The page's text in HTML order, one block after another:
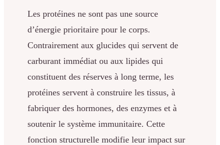
Les protéines ne sont pas une source
d’énergie prioritaire pour le corps.
Contrairement aux glucides qui servent de
carburant immédiat ou aux lipides qui
constituent des réserves à long terme, les
protéines servent à construire les tissus, à
fabriquer des hormones, des enzymes et à
soutenir le système immunitaire. Cette
fonction structurelle modifie leur impact sur